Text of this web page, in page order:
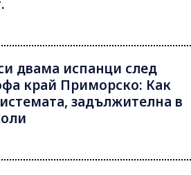
двама испанци след
край Приморско: Как
задължителна в